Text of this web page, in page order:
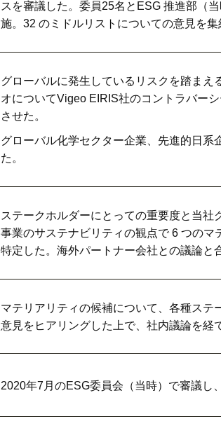
スを審議した。委員25名とESG 推進部（
施。32 のミドルリストについての意見を集
グローバルに発生しているリスクを踏まえ
オについてVigeo EIRIS社のコントラバー
させた。
グローバル化学セクター企業、先進的日系
た。
ステークホルダーにとっての重要度と当社
事業のサステナビリティの観点で 6 つのマ
特定した。海外パートナー会社との議論と
マテリアリティの候補について、各種ステ
意見をヒアリングした上で、社内議論を経
2020年7月のESG委員会（当時）で審議し